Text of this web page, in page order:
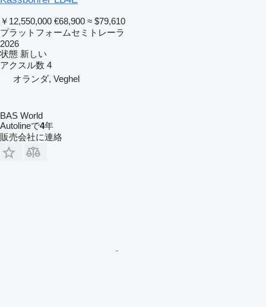
￥12,550,000 €68,900 ≈ $79,610
プラットフォームセミトレーラ
2026
状態 新しい
アクスル数 4
オランダ, Veghel
BAS World
Autolineで4年
販売会社に連絡